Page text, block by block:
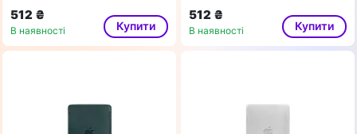
512 ₴
В наявності Купити
512 ₴
В наявності Купити